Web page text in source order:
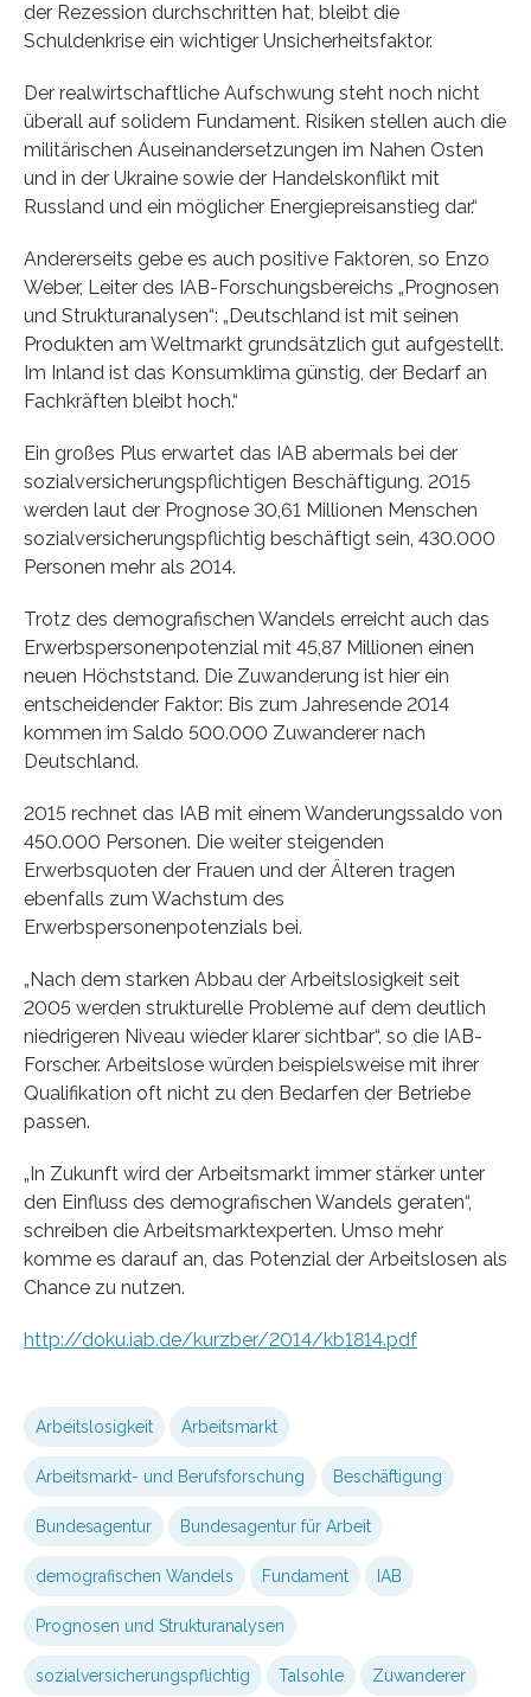
der Rezession durchschritten hat, bleibt die
Schuldenkrise ein wichtiger Unsicherheitsfaktor.
Der realwirtschaftliche Aufschwung steht noch nicht
überall auf solidem Fundament. Risiken stellen auch die
militärischen Auseinandersetzungen im Nahen Osten
und in der Ukraine sowie der Handelskonflikt mit
Russland und ein möglicher Energiepreisanstieg dar.“
Andererseits gebe es auch positive Faktoren, so Enzo
Weber, Leiter des IAB-Forschungsbereichs „Prognosen
und Strukturanalysen“: „Deutschland ist mit seinen
Produkten am Weltmarkt grundsätzlich gut aufgestellt.
Im Inland ist das Konsumklima günstig, der Bedarf an
Fachkräften bleibt hoch.“
Ein großes Plus erwartet das IAB abermals bei der
sozialversicherungspflichtigen Beschäftigung. 2015
werden laut der Prognose 30,61 Millionen Menschen
sozialversicherungspflichtig beschäftigt sein, 430.000
Personen mehr als 2014.
Trotz des demografischen Wandels erreicht auch das
Erwerbspersonenpotenzial mit 45,87 Millionen einen
neuen Höchststand. Die Zuwanderung ist hier ein
entscheidender Faktor: Bis zum Jahresende 2014
kommen im Saldo 500.000 Zuwanderer nach
Deutschland.
2015 rechnet das IAB mit einem Wanderungssaldo von
450.000 Personen. Die weiter steigenden
Erwerbsquoten der Frauen und der Älteren tragen
ebenfalls zum Wachstum des
Erwerbspersonenpotenzials bei.
„Nach dem starken Abbau der Arbeitslosigkeit seit
2005 werden strukturelle Probleme auf dem deutlich
niedrigeren Niveau wieder klarer sichtbar“, so die IAB-
Forscher. Arbeitslose würden beispielsweise mit ihrer
Qualifikation oft nicht zu den Bedarfen der Betriebe
passen.
„In Zukunft wird der Arbeitsmarkt immer stärker unter
den Einfluss des demografischen Wandels geraten“,
schreiben die Arbeitsmarktexperten. Umso mehr
komme es darauf an, das Potenzial der Arbeitslosen als
Chance zu nutzen.
http://doku.iab.de/kurzber/2014/kb1814.pdf
Arbeitslosigkeit Arbeitsmarkt
Arbeitsmarkt- und Berufsforschung Beschäftigung
Bundesagentur Bundesagentur für Arbeit
demografischen Wandels Fundament IAB
Prognosen und Strukturanalysen
sozialversicherungspflichtig Talsohle Zuwanderer